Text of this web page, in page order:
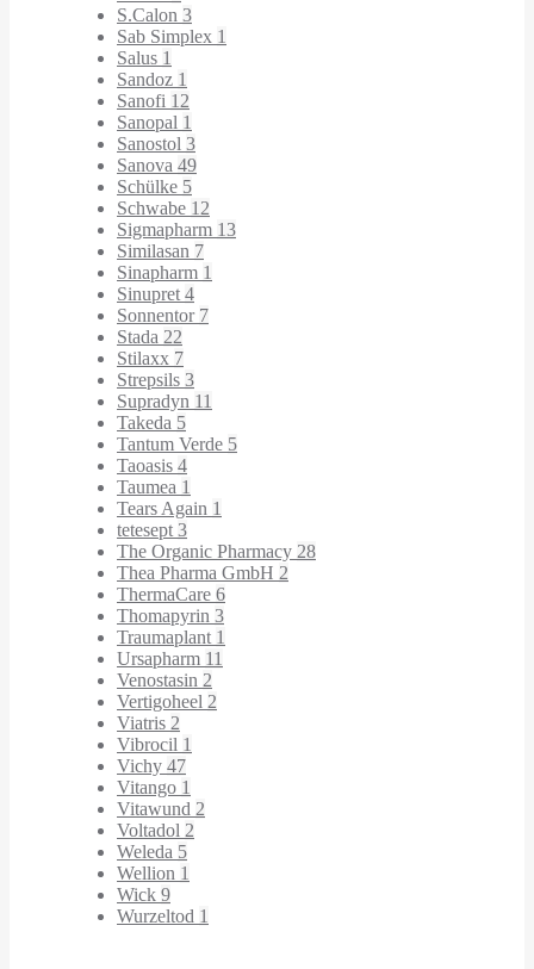
S.Calon 3
Sab Simplex 1
Salus 1
Sandoz 1
Sanofi 12
Sanopal 1
Sanostol 3
Sanova 49
Schülke 5
Schwabe 12
Sigmapharm 13
Similasan 7
Sinapharm 1
Sinupret 4
Sonnentor 7
Stada 22
Stilaxx 7
Strepsils 3
Supradyn 11
Takeda 5
Tantum Verde 5
Taoasis 4
Taumea 1
Tears Again 1
tetesept 3
The Organic Pharmacy 28
Thea Pharma GmbH 2
ThermaCare 6
Thomapyrin 3
Traumaplant 1
Ursapharm 11
Venostasin 2
Vertigoheel 2
Viatris 2
Vibrocil 1
Vichy 47
Vitango 1
Vitawund 2
Voltadol 2
Weleda 5
Wellion 1
Wick 9
Wurzeltod 1